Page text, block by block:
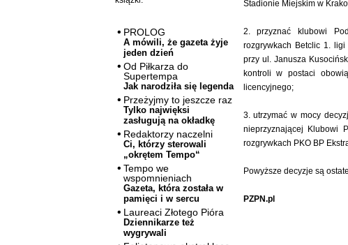
PROLOG
A mówili, że gazeta żyje
jeden dzień
Od Piłkarza do
Supertempa
Jak narodziła się legenda
Przeżyjmy to jeszcze raz
Tylko najwięksi
zasługują na okładkę
Redaktorzy naczelni
Ci, którzy sterowali
„okrętem Tempo“
Tempo we
wspomnieniach
Gazeta, która została w
pamięci i w sercu
Laureaci Złotego Pióra
Dziennikarze też
wygrywali
Stadionie Miejskim w
2. przyznać klubowi
rozgrywkach Betclic 1.
przy ul. Janusza
kontroli w postaci
licencyjnego;
3. utrzymać w mocy
nieprzyznającej Klubowi
rozgrywkach PKO BP
Powyższe decyzje są
PZPN.pl